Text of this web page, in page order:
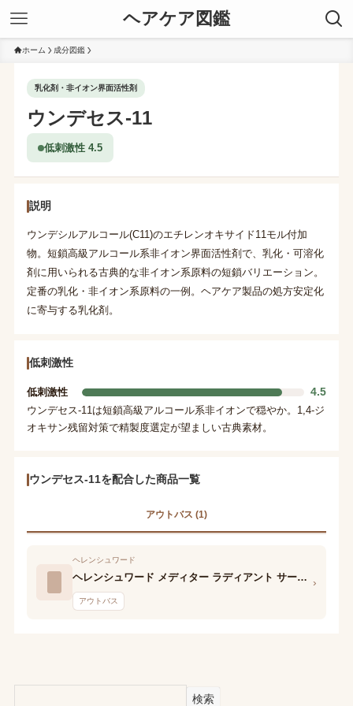
ヘアケア図鑑
ホーム 成分図鑑
乳化剤・非イオン界面活性剤
ウンデセス-11
低刺激性 4.5
説明
ウンデシルアルコール(C11)のエチレンオキサイド11モル付加
物。短鎖高級アルコール系非イオン界面活性剤で、乳化・可溶化
剤に用いられる古典的な非イオン系原料の短鎖バリエーション。
定番の乳化・非イオン系原料の一例。ヘアケア製品の処方安定化
に寄与する乳化剤。
低刺激性
低刺激性 4.5
ウンデセス-11は短鎖高級アルコール系非イオンで穏やか。1,4-ジ
オキサン残留対策で精製度選定が望ましい古典素材。
ウンデセス-11を配合した商品一覧
アウトバス (1)
ヘレンシュワード
ヘレンシュワード メディター ラディアント サーモアクティブフルイド 2/F
アウトバス
›
検索